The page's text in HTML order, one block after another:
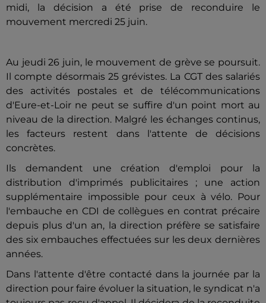
midi, la décision a été prise de reconduire le
mouvement mercredi 25 juin.
Au jeudi 26 juin, le mouvement de grève se poursuit.
Il compte désormais 25 grévistes. La CGT des salariés
des activités postales et de télécommunications
d'Eure-et-Loir ne peut se suffire d'un point mort au
niveau de la direction. Malgré les échanges continus,
les facteurs restent dans l'attente de décisions
concrètes.
Ils demandent une création d'emploi pour la
distribution d'imprimés publicitaires ; une action
supplémentaire impossible pour ceux à vélo. Pour
l'embauche en CDI de collègues en contrat précaire
depuis plus d'un an, la direction préfère se satisfaire
des six embauches effectuées sur les deux dernières
années.
Dans l'attente d'être contacté dans la journée par la
direction pour faire évoluer la situation, le syndicat n'a